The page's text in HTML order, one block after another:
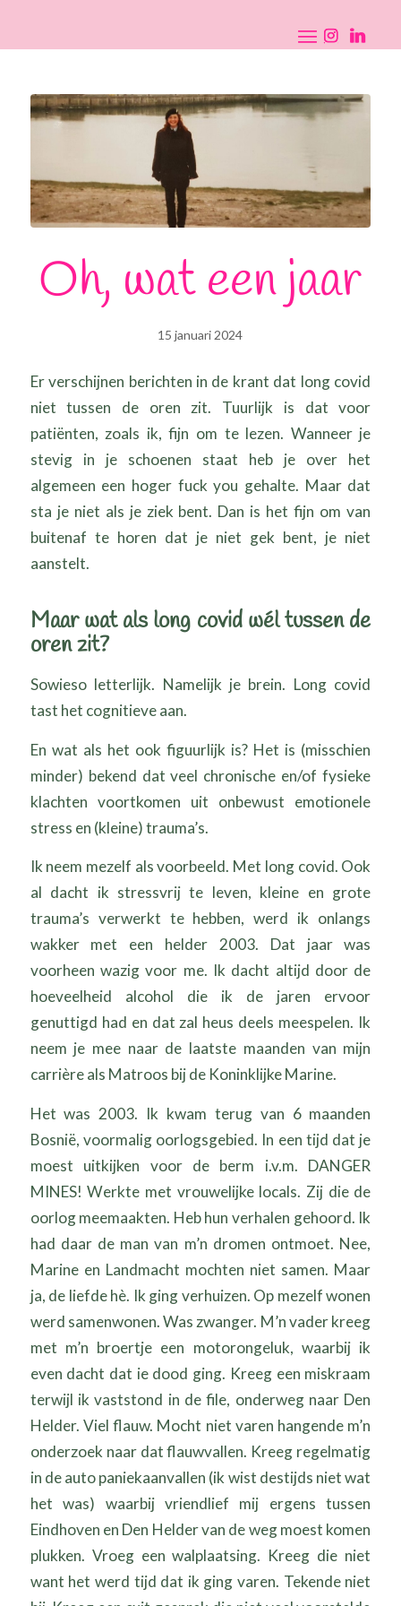
Oh, wat een jaar
15 januari 2024
Er verschijnen berichten in de krant dat long covid
niet tussen de oren zit. Tuurlijk is dat voor
patiënten, zoals ik, fijn om te lezen. Wanneer je
stevig in je schoenen staat heb je over het
algemeen een hoger fuck you gehalte. Maar dat
sta je niet als je ziek bent. Dan is het fijn om van
buitenaf te horen dat je niet gek bent, je niet
aanstelt.
Maar wat als long covid wél tussen de
oren zit?
Sowieso letterlijk. Namelijk je brein. Long covid
tast het cognitieve aan.
En wat als het ook figuurlijk is? Het is (misschien
minder) bekend dat veel chronische en/of fysieke
klachten voortkomen uit onbewust emotionele
stress en (kleine) trauma’s.
Ik neem mezelf als voorbeeld. Met long covid. Ook
al dacht ik stressvrij te leven, kleine en grote
trauma’s verwerkt te hebben, werd ik onlangs
wakker met een helder 2003. Dat jaar was
voorheen wazig voor me. Ik dacht altijd door de
hoeveelheid alcohol die ik de jaren ervoor
genuttigd had en dat zal heus deels meespelen. Ik
neem je mee naar de laatste maanden van mijn
carrière als Matroos bij de Koninklijke Marine.
Het was 2003. Ik kwam terug van 6 maanden
Bosnië, voormalig oorlogsgebied. In een tijd dat je
moest uitkijken voor de berm i.v.m. DANGER
MINES! Werkte met vrouwelijke locals. Zij die de
oorlog meemaakten. Heb hun verhalen gehoord. Ik
had daar de man van m’n dromen ontmoet. Nee,
Marine en Landmacht mochten niet samen. Maar
ja, de liefde hè. Ik ging verhuizen. Op mezelf wonen
werd samenwonen. Was zwanger. M’n vader kreeg
met m’n broertje een motorongeluk, waarbij ik
even dacht dat ie dood ging. Kreeg een miskraam
terwijl ik vaststond in de file, onderweg naar Den
Helder. Viel flauw. Mocht niet varen hangende m’n
onderzoek naar dat flauwvallen. Kreeg regelmatig
in de auto paniekaanvallen (ik wist destijds niet wat
het was) waarbij vriendlief mij ergens tussen
Eindhoven en Den Helder van de weg moest komen
plukken. Vroeg een walplaatsing. Kreeg die niet
want het werd tijd dat ik ging varen. Tekende niet